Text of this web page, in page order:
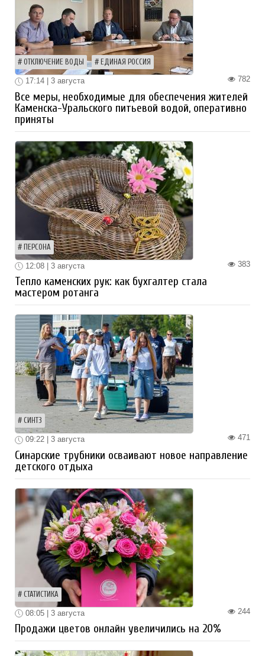
ОТКЛЮЧЕНИЕ ВОДЫ ЕДИНАЯ РОССИЯ
782
17:14 | 3 августа
Все меры, необходимые для обеспечения жителей
Каменска-Уральского питьевой водой, оперативно
приняты
ПЕРСОНА
383
12:08 | 3 августа
Тепло каменских рук: как бухгалтер стала
мастером ротанга
СИНТЗ
471
09:22 | 3 августа
Синарские трубники осваивают новое направление
детского отдыха
СТАТИСТИКА
244
08:05 | 3 августа
Продажи цветов онлайн увеличились на 20%